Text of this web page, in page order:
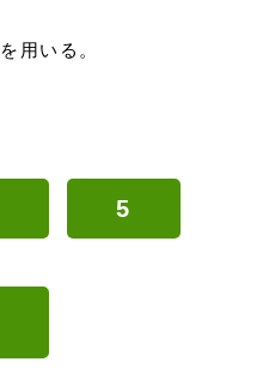
用いる。
5